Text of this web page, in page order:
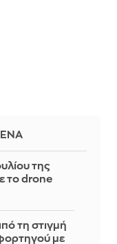
της
το drone
τη στιγμή
με